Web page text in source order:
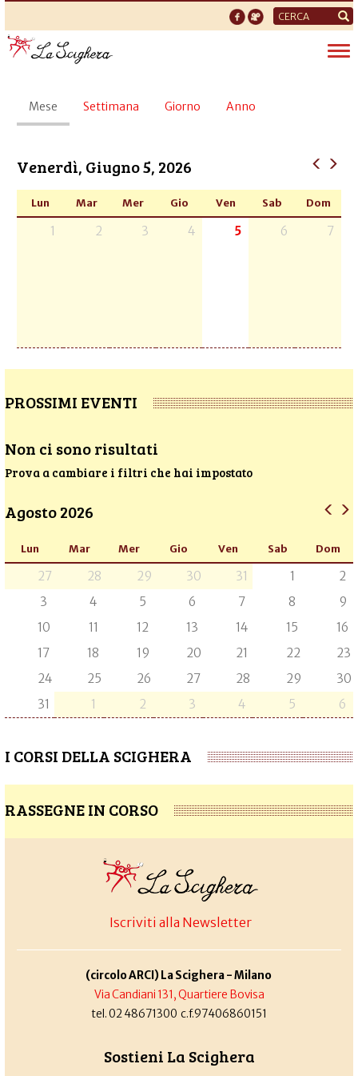
Form
di
ricerca
Schede
primarie
Mese (scheda
attiva)
Settimana Giorno Anno
Venerdì, Giugno 5, 2026
Lun Mar Mer Gio Ven Sab Dom
1 2 3 4 5 6 7
PROSSIMI EVENTI
Non ci sono risultati
Prova a cambiare i filtri che hai impostato
Agosto 2026
Lun Mar Mer Gio Ven Sab Dom
27 28 29 30 31 1
2
3
4 5 6 7 8
9
10
11 12 13 14 15
16
17
18 19 20 21 22
23
24
25 26 27 28 29
30
31
1 2 3 4 5 6
I CORSI DELLA SCIGHERA
RASSEGNE IN CORSO
Iscriviti alla Newsletter
(circolo ARCI) La Scighera - Milano
Via Candiani 131, Quartiere Bovisa
tel. 02 48671300 c.f.97406860151
Sostieni La Scighera